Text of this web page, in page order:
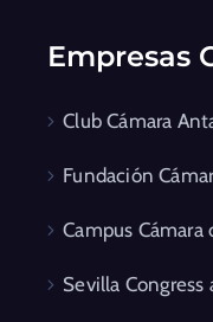
Empresas
Club Cámara
Fundación
Campus Cámara
Sevilla